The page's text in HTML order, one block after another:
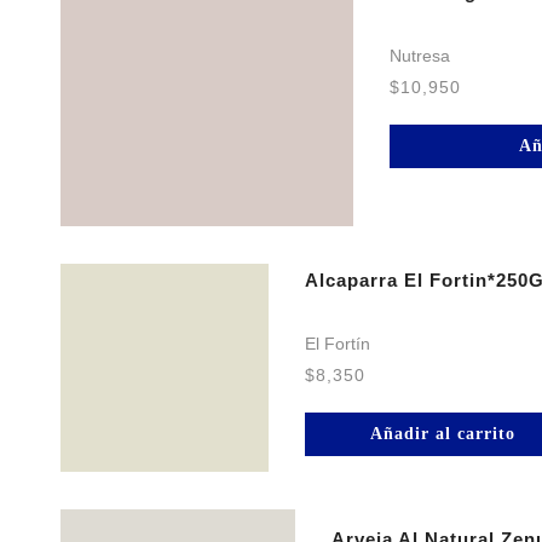
Nutresa
$10,950
Alcaparra El
El Fortín
$8,350
Añadir al carrito